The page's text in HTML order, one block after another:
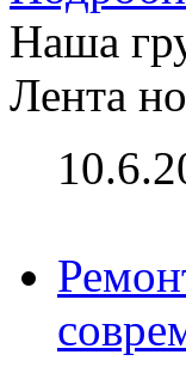
Наша
Лента